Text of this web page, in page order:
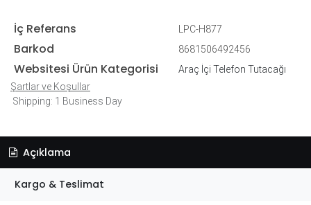
İç Referans LPC-H877
Barkod 8681506492456
Websitesi Ürün Kategorisi
Araç İçi Telefon Tutacağı
Şartlar ve Koşullar
Shipping: 1 Business Day
Açıklama
Kargo & Teslimat